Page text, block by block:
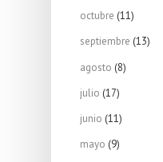
octubre (11)
septiembre (13)
agosto (8)
julio (17)
junio (11)
mayo (9)